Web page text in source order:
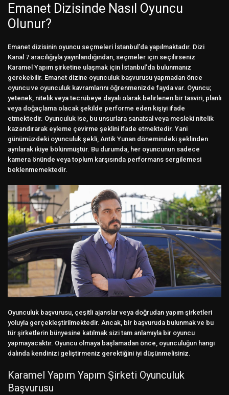
Emanet Dizisinde Nasıl Oyuncu
Olunur?
Emanet dizisinin oyuncu seçmeleri İstanbul’da yapılmaktadır. Dizi
Kanal 7 aracılığıyla yayınlandığından, seçmeler için seçilirseniz
Karamel Yapım şirketine ulaşmak için İstanbul’da bulunmanız
gerekebilir. Emanet dizine oyunculuk başvurusu yapmadan önce
oyuncu ve oyunculuk kavramlarını öğrenmenizde fayda var. Oyuncu;
yetenek, nitelik veya tecrübeye dayalı olarak belirlenen bir tasviri, planlı
veya doğaçlama olacak şekilde performe eden kişiyi ifade
etmektedir. Oyunculuk ise, bu unsurlara sanatsal veya mesleki nitelik
kazandırarak eyleme çevirme şeklini ifade etmektedir. Yani
günümüzdeki oyunculuk şekli, Antik Yunan dönemindeki şeklinden
ayrılarak ikiye bölünmüştür. Bu durumda, her oyuncunun sadece
kamera önünde veya toplum karşısında performans sergilemesi
beklenmemektedir.
Oyunculuk başvurusu, çeşitli ajanslar veya doğrudan yapım şirketleri
yoluyla gerçekleştirilmektedir. Ancak, bir başvuruda bulunmak ve bu
tür şirketlerin bünyesine katılmak sizi tam anlamıyla bir oyuncu
yapmayacaktır. Oyuncu olmaya başlamadan önce, oyunculuğun hangi
dalında kendinizi geliştirmeniz gerektiğini iyi düşünmelisiniz.
Karamel Yapım Yapım Şirketi Oyunculuk
Başvurusu